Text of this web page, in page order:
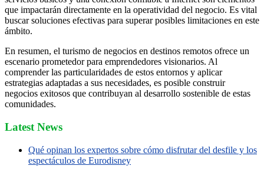
que impactarán directamente en la operatividad del negocio. Es vital
buscar soluciones efectivas para superar posibles limitaciones en este
ámbito.
En resumen, el turismo de negocios en destinos remotos ofrece un
escenario prometedor para emprendedores visionarios. Al
comprender las particularidades de estos entornos y aplicar
estrategias adaptadas a sus necesidades, es posible construir
negocios exitosos que contribuyan al desarrollo sostenible de estas
comunidades.
Latest News
Qué opinan los expertos sobre cómo disfrutar del desfile y los
espectáculos de Eurodisney